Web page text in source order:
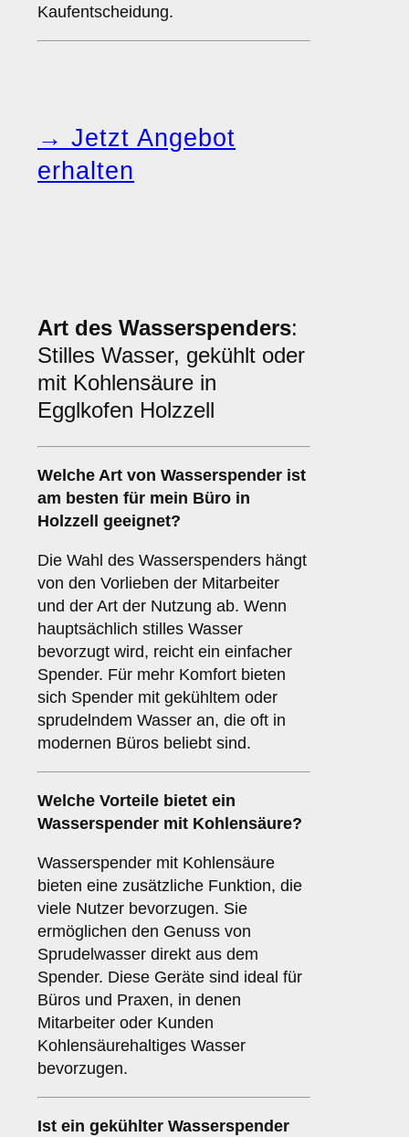
Kaufentscheidung.
→ Jetzt Angebot
erhalten
Art des Wasserspenders:
Stilles Wasser, gekühlt oder
mit Kohlensäure in
Egglkofen Holzzell
Welche Art von Wasserspender ist
am besten für mein Büro in
Holzzell geeignet?
Die Wahl des Wasserspenders hängt
von den Vorlieben der Mitarbeiter
und der Art der Nutzung ab. Wenn
hauptsächlich stilles Wasser
bevorzugt wird, reicht ein einfacher
Spender. Für mehr Komfort bieten
sich Spender mit gekühltem oder
sprudelndem Wasser an, die oft in
modernen Büros beliebt sind.
Welche Vorteile bietet ein
Wasserspender mit Kohlensäure?
Wasserspender mit Kohlensäure
bieten eine zusätzliche Funktion, die
viele Nutzer bevorzugen. Sie
ermöglichen den Genuss von
Sprudelwasser direkt aus dem
Spender. Diese Geräte sind ideal für
Büros und Praxen, in denen
Mitarbeiter oder Kunden
Kohlensäurehaltiges Wasser
bevorzugen.
Ist ein gekühlter Wasserspender